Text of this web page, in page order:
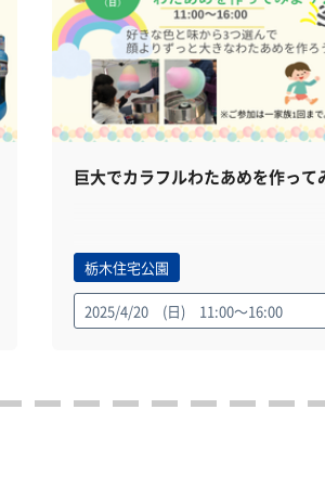
巨大でカラフルわたあめを作っ
栃木住宅公園
2025/4/20 (日) 11:00～16:00